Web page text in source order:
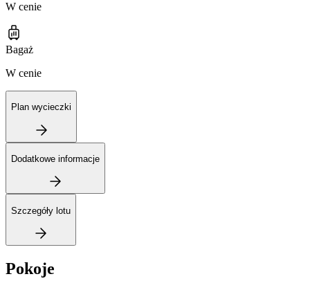
W cenie
Bagaż
W cenie
Plan wycieczki
Dodatkowe informacje
Szczegóły lotu
Pokoje